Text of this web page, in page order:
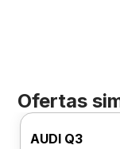
Ofertas
AUDI Q3